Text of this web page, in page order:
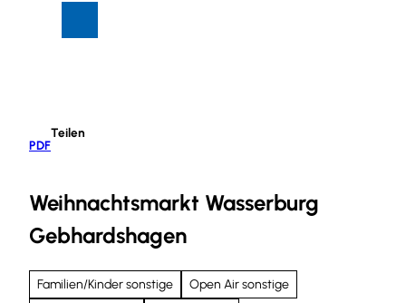
PDF
Teilen
Weihnachtsmarkt Wasserburg
Gebhardshagen
Familien/Kinder sonstige
Open Air sonstige